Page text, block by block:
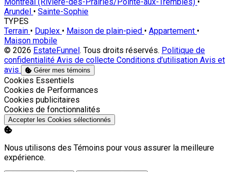
Montréal (Rivière-des-Prairies/Pointe-aux-Trembles) •
Arundel • Sainte-Sophie
TYPES
Terrain • Duplex • Maison de plain-pied • Appartement •
Maison mobile
© 2026 EstateFunnel . Tous droits réservés. Politique de
confidentialité Avis de collecte Conditions d’utilisation Avis et
avis
Gérer mes témoins
Activer
Cookies Essentiels
Activer
Cookies de Performances
Activer
Cookies publicitaires
Activer
Cookies de fonctionnalités
Accepter les Cookies sélectionnés
Nous utilisons des Témoins pour vous assurer la meilleure
expérience.